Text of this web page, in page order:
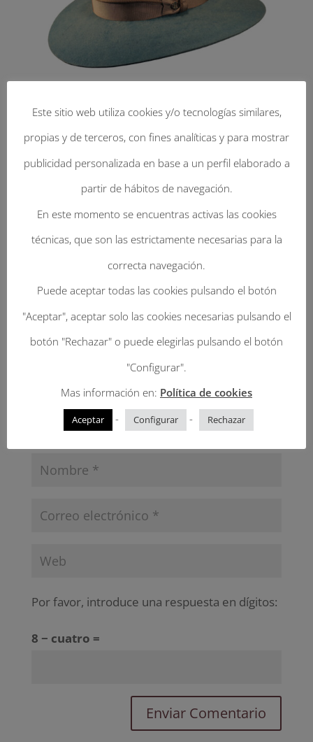
Enviar Un Comentario
Tu dirección de correo electrónico no será
Los campos obligatorios están
marcados con*
Por favor, introduce una respuesta en dígitos:
8 − cuatro =
Este sitio web utiliza cookies y/o tecnologías similares,
propias y de terceros, con fines analíticas y para mostrar
publicidad personalizada en base a un perfil elaborado a
partir de hábitos de navegación.
En este momento se encuentras activas las cookies
técnicas, que son las estrictamente necesarias para la
correcta navegación.
Puede aceptar todas las cookies pulsando el botón
"Aceptar", aceptar solo las cookies necesarias pulsando el
botón "Rechazar" o puede elegirlas pulsando el botón
"Configurar".
Mas información en: Política de cookies
Aceptar - Configurar - Rechazar